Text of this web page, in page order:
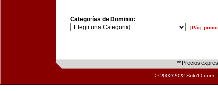
Categorías de Dominio:
[Pág.
** Precios
© 2002/2022 Solo10.com